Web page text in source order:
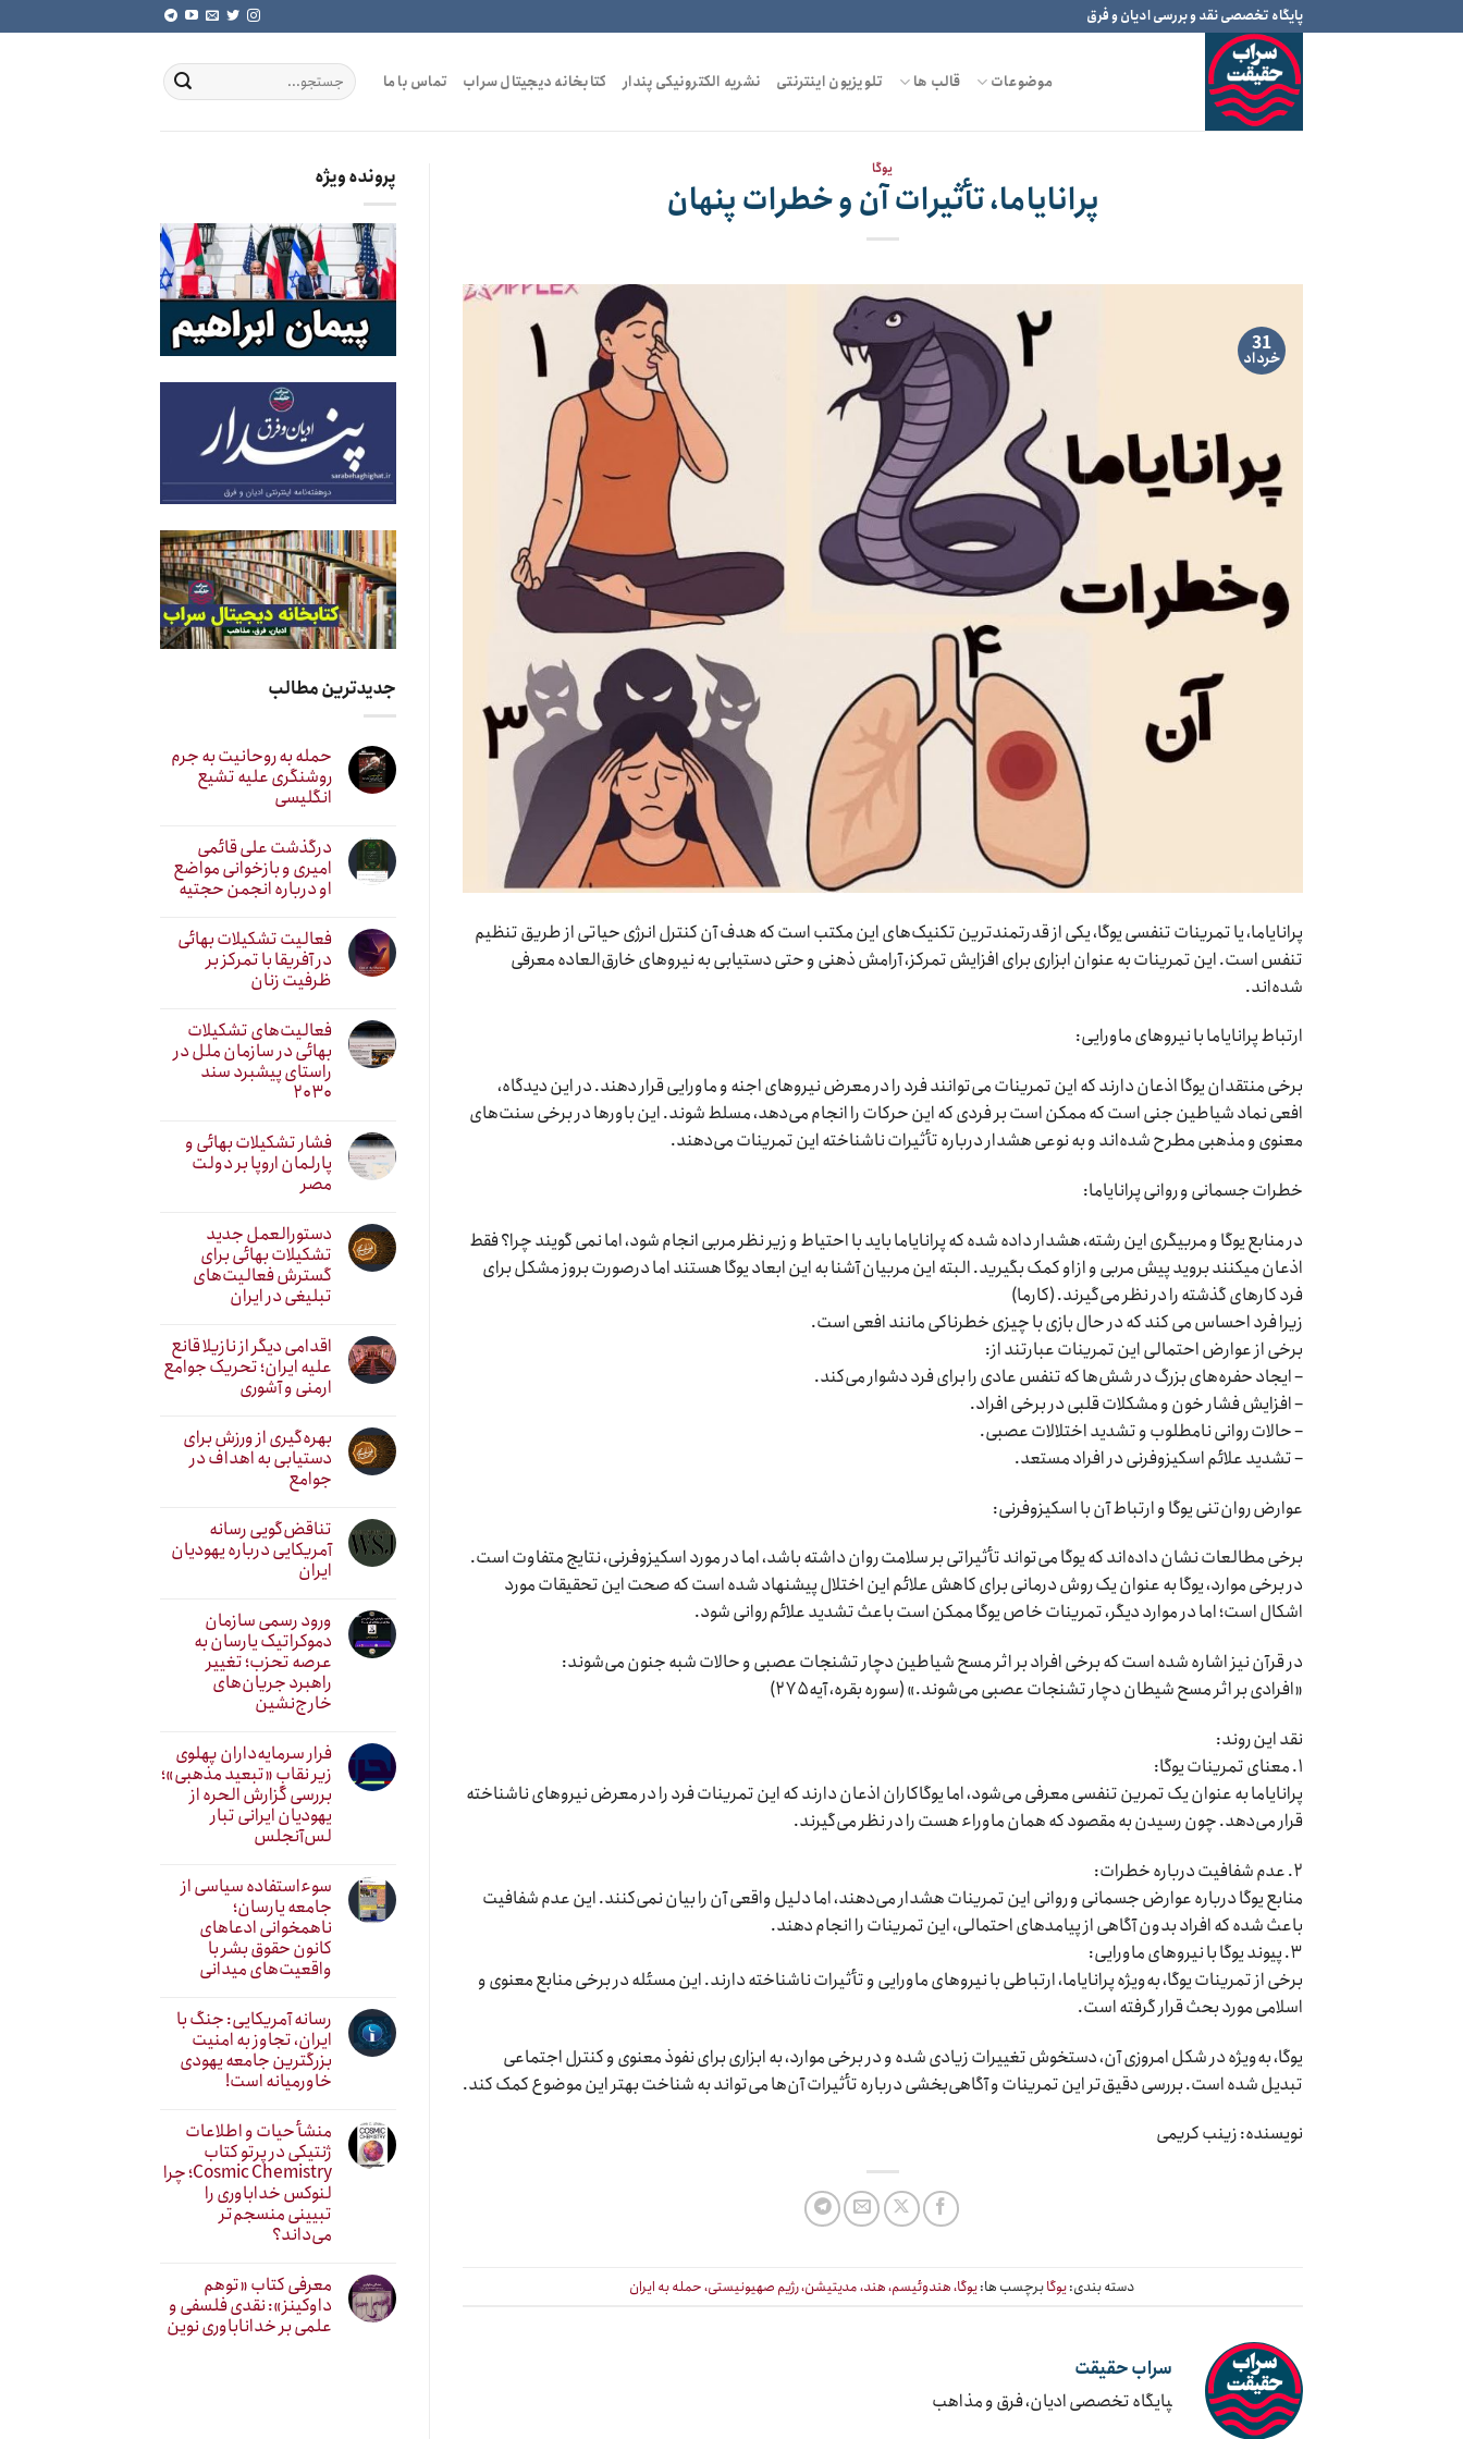
to
پایگاه تخصصی نقد و بررسی ادیان و فرق
موضوعات قالب ها تلویزیون اینترنتی نشریه الکترونیکی پندار کتابخانه دیجیتال سراب تماس با ما
یوگا
پرانایاما، تأثیرات آن و خطرات پنهان
31
خرداد
پرانایاما، یا تمرینات تنفسی یوگا، یکی از قدرتمندترین تکنیک‌های این مکتب است که هدف آن کنترل انرژی حیاتی از طریق تنظیم
تنفس است. این تمرینات به عنوان ابزاری برای افزایش تمرکز، آرامش ذهنی و حتی دستیابی به نیروهای خارق‌العاده معرفی
شده‌اند.
ارتباط پرانایاما با نیروهای ماورایی:
برخی منتقدان یوگا‌ اذعان دارند که این تمرینات می‌توانند فرد را در معرض نیروهای اجنه و ماورایی قرار دهند. در این دیدگاه،
افعی نماد شیاطین جنی است که ممکن است بر فردی که این حرکات را انجام می‌دهد، مسلط شوند. این باورها در برخی سنت‌های
معنوی و مذهبی مطرح شده‌اند و به نوعی هشدار درباره تأثیرات ناشناخته این تمرینات می‌دهند.
خطرات جسمانی و روانی پرانایاما:
در منابع یوگا و مربیگری این رشته، هشدار داده شده که پرانایاما باید با احتیاط و زیر نظر مربی انجام شود، اما نمی گویند چرا؟ فقط
اذعان میکنند بروید پیش مربی‌ و ازاو کمک بگیرید. البته این مربیان آشنا به این ابعاد یوگا هستند اما درصورت بروز مشکل برای
فرد کارهای گذشته را در نظر می‌گیرند. (کارما)
زیرا فرد احساس می کند که در حال بازی با چیزی خطرناکی مانند افعی است.
برخی از عوارض احتمالی این تمرینات عبارتند از:
– ایجاد حفره‌های بزرگ در شش‌ها که تنفس عادی را برای فرد دشوار می‌کند.
– افزایش فشار خون و مشکلات قلبی در برخی افراد.
– حالات روانی نامطلوب و تشدید اختلالات عصبی.
– تشدید علائم اسکیزوفرنی در افراد مستعد.
عوارض روان‌تنی یوگا و ارتباط آن با اسکیزوفرنی:
برخی مطالعات نشان داده‌اند که یوگا می‌تواند تأثیراتی بر سلامت روان داشته باشد، اما در مورد اسکیزوفرنی، نتایج متفاوت است.
در برخی موارد، یوگا به عنوان یک روش درمانی برای کاهش علائم این اختلال پیشنهاد شده است که صحت این تحقیقات مورد
اشکال است؛ اما در موارد دیگر، تمرینات خاص یوگا ممکن است باعث تشدید علائم روانی شود.
در قرآن نیز اشاره شده است که برخی افراد بر اثر مسح شیاطین دچار تشنجات عصبی و حالات شبه جنون می‌شوند:
«افرادی بر اثر مسح شیطان دچار تشنجات عصبی می‌شوند.» (سوره بقره، آیه ۲۷۵)
نقد این روند:
۱. معنای تمرینات یوگا:
پرانایاما به عنوان یک تمرین تنفسی معرفی می‌شود، اما یوگا‌کاران اذعان دارند که این تمرینات فرد را در معرض نیروهای ناشناخته
قرار می‌دهد. چون رسیدن به مقصود که همان ماوراء هست را در نظر می‌گیرند.
۲. عدم شفافیت درباره خطرات:
منابع یوگا درباره عوارض جسمانی و روانی این تمرینات هشدار می‌دهند، اما دلیل واقعی آن را بیان نمی‌کنند. این عدم شفافیت
باعث شده که افراد بدون آگاهی از پیامدهای احتمالی، این تمرینات را انجام دهند.
۳. پیوند یوگا با نیروهای ماورایی:
برخی از تمرینات یوگا، به‌ویژه پرانایاما، ارتباطی با نیروهای ماورایی و تأثیرات ناشناخته دارند. این مسئله در برخی منابع معنوی و
اسلامی مورد بحث قرار گرفته است.
یوگا، به‌ویژه در شکل امروزی آن، دستخوش تغییرات زیادی شده و در برخی موارد، به ابزاری برای نفوذ معنوی و کنترل اجتماعی
تبدیل شده است. بررسی دقیق‌تر این تمرینات و آگاهی‌بخشی درباره تأثیرات آن‌ها می‌تواند به شناخت بهتر این موضوع کمک کند.
نویسنده: زینب کریمی
دسته بندی:یوگابرچسب ها:یوگا، هندوئیسم، هند، مدیتیشن، رژیم صهیونیستی، حمله به ایران
سراب حقیقت
‍پایگاه تخصصی ادیان، فرق و مذاهب
پرونده ویژه
جدیدترین مطالب
حمله به روحانیت به جرم
روشنگری علیه تشیع
انگلیسی
درگذشت علی قائمی
امیری و بازخوانی مواضع
او درباره انجمن حجتیه
فعالیت تشکیلات بهائی
در آفریقا با تمرکز بر
ظرفیت زنان
فعالیت‌های تشکیلات
بهائی در سازمان ملل در
راستای پیشبرد سند
۲۰۳۰
فشار تشکیلات بهائی و
پارلمان اروپا بر دولت
مصر
دستورالعمل جدید
تشکیلات بهائی برای
گسترش فعالیت‌های
تبلیغی در ایران
اقدامی دیگر از نازیلا قانع
علیه ایران؛ تحریک جوامع
ارمنی و آشوری
بهره‌گیری از ورزش برای
دستیابی به اهداف در
جوامع
تناقض‌گویی رسانه
آمریکایی درباره یهودیان
ایران
ورود رسمی سازمان
دموکراتیک یارسان به
عرصه تحزب؛ تغییر
راهبرد جریان‌های
خارج‌نشین
فرار سرمایه‌داران پهلوی
زیر نقابِ «تبعید مذهبی»؛
بررسی گزارش الحره از
یهودیان ایرانی تبار
لس‌آنجلس
سوءاستفاده سیاسی از
جامعه یارسان؛
ناهمخوانی ادعاهای
کانون حقوق بشر با
واقعیت‌های میدانی
رسانه آمریکایی: جنگ با
ایران، تجاوز به امنیت
بزرگترین جامعه یهودی
خاورمیانه است!
منشأ حیات و اطلاعات
ژنتیکی در پرتو کتاب
Cosmic Chemistry؛ چرا
لنوکس خداباوری را
تبیینی منسجم‌تر
می‌داند؟
معرفی کتاب «توهم
داوکینز»: نقدی فلسفی و
علمی بر خداناباوری نوین